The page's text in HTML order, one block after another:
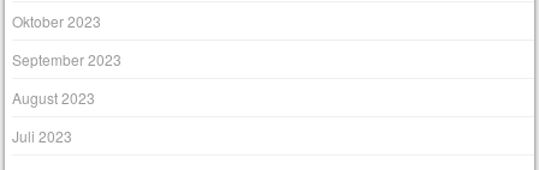
Oktober 2023
September 2023
August 2023
Juli 2023